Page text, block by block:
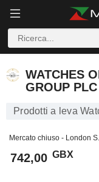
WATCHES
GROUP PLC
Prodotti a leva
Mercato chiuso - London
742,00 GBX